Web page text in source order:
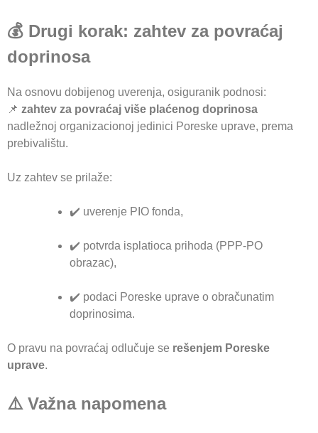
💰 Drugi korak: zahtev za povraćaj
doprinosa
Na osnovu dobijenog uverenja, osiguranik podnosi:
📌 zahtev za povraćaj više plaćenog doprinosa
nadležnoj organizacionoj jedinici Poreske uprave, prema
prebivalištu.
Uz zahtev se prilaže:
✔️ uverenje PIO fonda,
✔️ potvrda isplatioca prihoda (PPP-PO
obrazac),
✔️ podaci Poreske uprave o obračunatim
doprinosima.
O pravu na povraćaj odlučuje se rešenjem Poreske
uprave.
⚠️ Važna napomena